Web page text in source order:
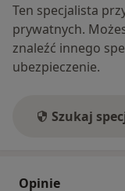
Ten specjalista
prywatnych.
znaleźć innego
ubezpieczenie.
Szukaj
Opinie